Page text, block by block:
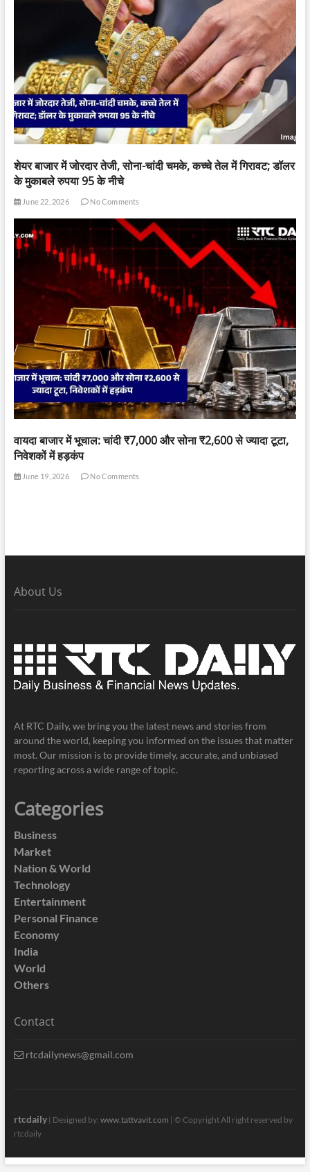
शेयर बाजार में जोरदार तेजी, सोना-चांदी चमके, कच्चे तेल में गिरावट; डॉलर
के मुकाबले रुपया 95 के नीचे
June 22, 2026 No Comments
वायदा बाजार में भूचाल: चांदी ₹7,000 और सोना ₹2,600 से ज्यादा टूटा,
निवेशकों में हड़कंप
June 19, 2026 No Comments
About Us
At RTC Daily, we bring you the latest news and stories from
around the world, keeping you informed on the issues that matter
most. Our mission is to provide timely, accurate, and unbiased
reporting across a wide range of topic.
Categories
Business
Market
Nation & World
Technology
Entertainment
Personal Finance
Economy
India
World
Others
Contact
rtcdailynews@gmail.com
rtcdaily| Designed by: www.tattvavit.com | © Copyright All right reserved by
rtcdaily